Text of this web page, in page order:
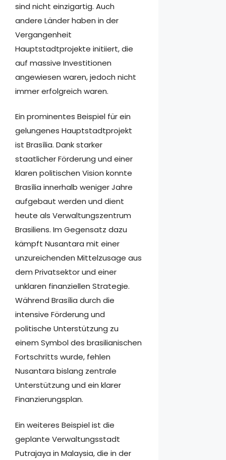
sind nicht einzigartig. Auch
andere Länder haben in der
Vergangenheit
Hauptstadtprojekte initiiert, die
auf massive Investitionen
angewiesen waren, jedoch nicht
immer erfolgreich waren.
Ein prominentes Beispiel für ein
gelungenes Hauptstadtprojekt
ist Brasília. Dank starker
staatlicher Förderung und einer
klaren politischen Vision konnte
Brasília innerhalb weniger Jahre
aufgebaut werden und dient
heute als Verwaltungszentrum
Brasiliens. Im Gegensatz dazu
kämpft Nusantara mit einer
unzureichenden Mittelzusage aus
dem Privatsektor und einer
unklaren finanziellen Strategie.
Während Brasília durch die
intensive Förderung und
politische Unterstützung zu
einem Symbol des brasilianischen
Fortschritts wurde, fehlen
Nusantara bislang zentrale
Unterstützung und ein klarer
Finanzierungsplan.
Ein weiteres Beispiel ist die
geplante Verwaltungsstadt
Putrajaya in Malaysia, die in der